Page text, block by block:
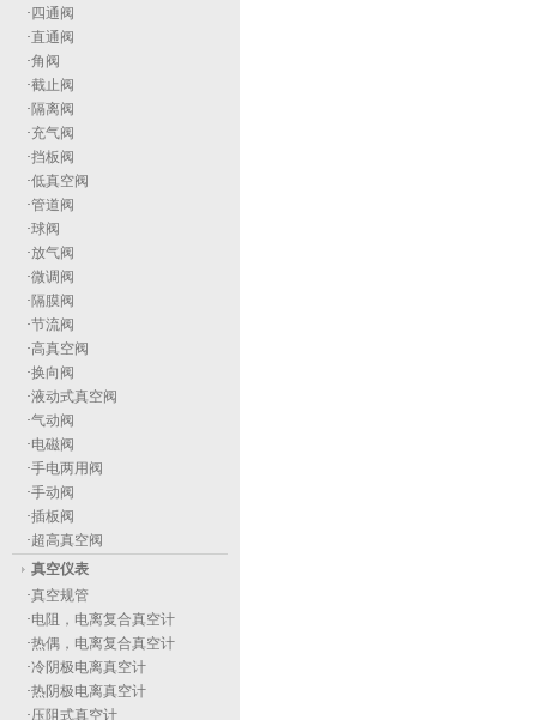
· 四通阀
·直通阀
·角阀
·截止阀
· 隔离阀
·充气阀
·挡板阀
·低真空阀
·管道阀
·球阀
·放气阀
·微调阀
· 隔膜阀
·节流阀
·高真空阀
·换向阀
·液动式真空阀
·气动阀
·电磁阀
·手电两用阀
·手动阀
·插板阀
·超高真空阀
真空仪表
·真空规管
·电阻，电离复合真空计
·热偶，电离复合真空计
·冷阴极电离真空计
·热阴极电离真空计
·压阻式真空计